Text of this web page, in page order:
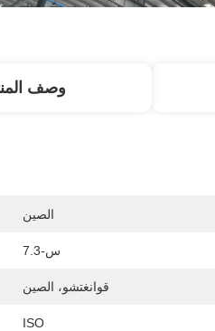
وصف
الصين
س-7.3
قوانغتشو، الصين
ISO